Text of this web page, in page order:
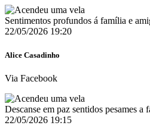
Sentimentos profundos á família e
22/05/2026 19:20
Alice Casadinho
Via Facebook
Descanse em paz sentidos pesames a
22/05/2026 19:15